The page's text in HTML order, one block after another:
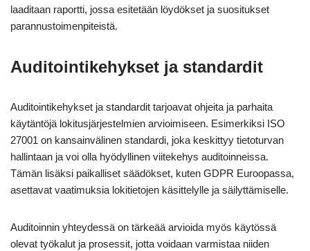
laaditaan raportti, jossa esitetään löydökset ja suositukset
parannustoimenpiteistä.
Auditointikehykset ja standardit
Auditointikehykset ja standardit tarjoavat ohjeita ja parhaita
käytäntöjä lokitusjärjestelmien arvioimiseen. Esimerkiksi ISO
27001 on kansainvälinen standardi, joka keskittyy tietoturvan
hallintaan ja voi olla hyödyllinen viitekehys auditoinneissa.
Tämän lisäksi paikalliset säädökset, kuten GDPR Euroopassa,
asettavat vaatimuksia lokitietojen käsittelylle ja säilyttämiselle.
Auditoinnin yhteydessä on tärkeää arvioida myös käytössä
olevat työkalut ja prosessit, jotta voidaan varmistaa niiden